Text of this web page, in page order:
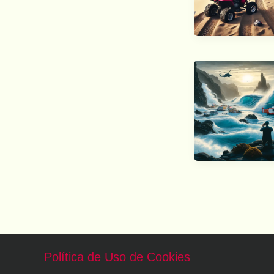
Política de Uso de Cookies